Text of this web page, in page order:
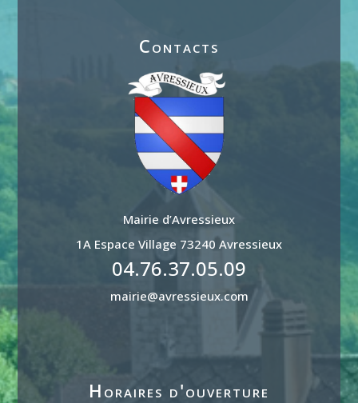
Contacts
Mairie d’Avressieux
1A Espace Village 73240 Avressieux
04.76.37.05.09
mairie@avressieux.com
Horaires d'ouverture